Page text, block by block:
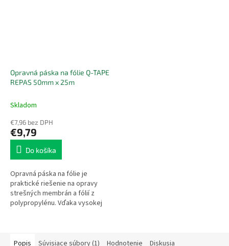
Opravná páska na fólie Q-TAPE
REPAS 50mm x 25m
Skladom
€7,96 bez DPH
€9,79
Do košíka
Opravná páska na fólie je
praktické riešenie na opravy
strešných membrán a fólií z
polypropylénu. Vďaka vysokej
Popis
Súvisiace súbory (1) Hodnotenie Diskusia